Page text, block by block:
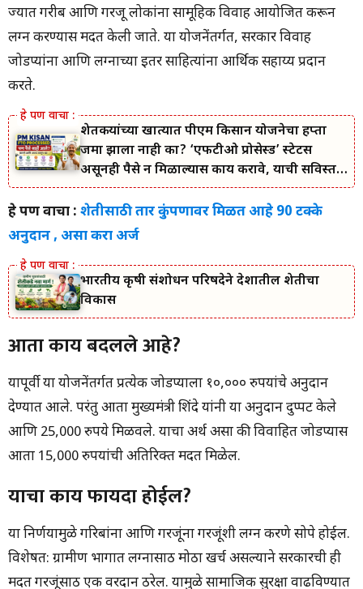
ज्यात गरीब आणि गरजू लोकांना सामूहिक विवाह आयोजित करून
लग्न करण्यास मदत केली जाते. या योजनेंतर्गत, सरकार विवाह
जोडप्यांना आणि लग्नाच्या इतर साहित्यांना आर्थिक सहाय्य प्रदान
करते.
शेतकऱ्यांच्या खात्यात पीएम किसान योजनेचा हप्ता
जमा झाला नाही का? ‘एफटीओ प्रोसेस्ड’ स्टेटस
असूनही पैसे न मिळाल्यास काय करावे, याची सविस्तर
माहिती जाणून घ्या.
हे पण वाचा : शेतीसाठी तार कुंपणावर मिळत आहे 90 टक्के
अनुदान , असा करा अर्ज
भारतीय कृषी संशोधन परिषदेने देशातील शेतीचा
विकास
आता काय बदलले आहे?
यापूर्वी या योजनेंतर्गत प्रत्येक जोडप्याला १०,००० रुपयांचे अनुदान
देण्यात आले. परंतु आता मुख्यमंत्री शिंदे यांनी या अनुदान दुप्पट केले
आणि 25,000 रुपये मिळवले. याचा अर्थ असा की विवाहित जोडप्यास
आता 15,000 रुपयांची अतिरिक्त मदत मिळेल.
याचा काय फायदा होईल?
या निर्णयामुळे गरिबांना आणि गरजूंना गरजूंशी लग्न करणे सोपे होईल.
विशेषत: ग्रामीण भागात लग्नासाठी मोठा खर्च असल्याने सरकारची ही
मदत गरजूंसाठी एक वरदान ठरेल. यामुळे सामाजिक सुरक्षा वाढविण्यात